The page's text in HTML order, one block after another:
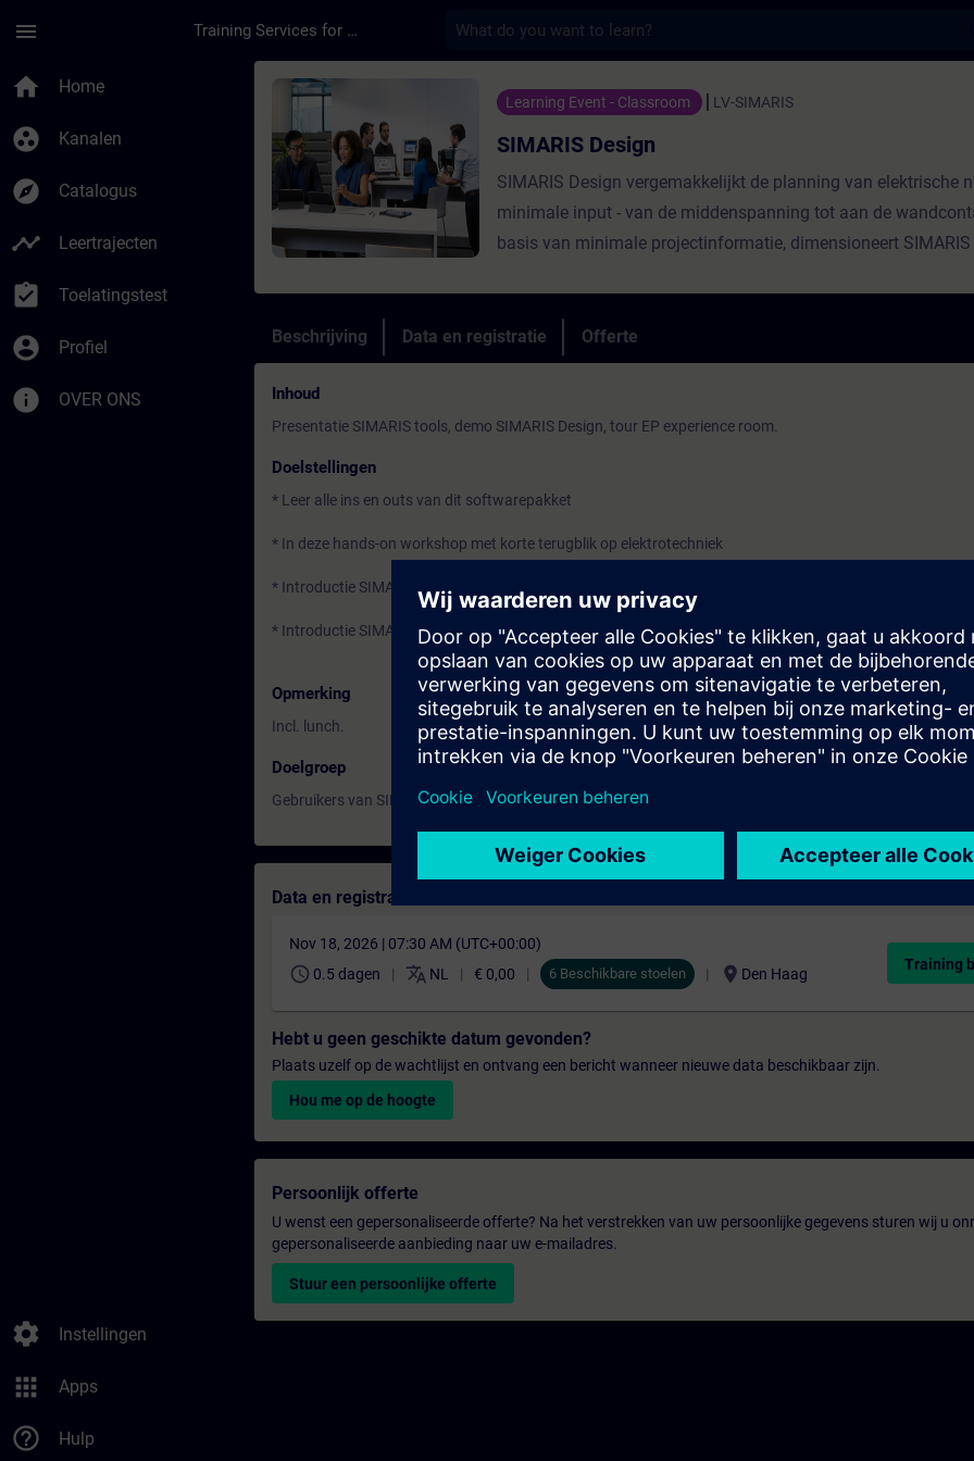
menu Training Services for Digital Industries
home Home
group_work Kanalen
explore Catalogus
timeline Leertrajecten
assignment_turned_in Toelatingstest
account_circle Profiel
info OVER ONS
settings Instellingen
apps Apps
help_outline Hulp
Cursus - SIMARIS Design - Training - Opleiding - Bijscholing |
Learning Event - Classroom LV-SIMARIS
SIMARIS Design
SIMARIS Design vergemakkelijkt de planning van elektrische
minimale input - van de middenspanning tot aan de
basis van minimale projectinformatie, dimensioneert SIMARIS
Maar haalt u al alles uit SIMARIS Design?
Beschrijving Data en registratie Offerte
Inhoud
Presentatie SIMARIS tools, demo SIMARIS Design, tour EP experience room.
Doelstellingen
* Leer alle ins en outs van dit softwarepakket
* In deze hands-on workshop met korte terugblik op elektrotechniek
* Introductie SIMARIS Design
* Introductie SIMARIS softwaretools
Opmerking
Incl. lunch.
Doelgroep
Gebruikers van SIMARIS Design (SIMARIS Suite).
Data en registratie
Nov 18, 2026 | 07:30 AM (UTC+00:00)
schedule 0.5 dagen translate NL € 0,00 6 Beschikbare stoelen location_on Den Haag
Training
Hebt u geen geschikte datum gevonden?
Plaats uzelf op de wachtlijst en ontvang een bericht wanneer nieuwe data beschikbaar zijn.
Hou me op de hoogte
Persoonlijk offerte
U wenst een gepersonaliseerde offerte? Na het verstrekken van uw persoonlijke gegevens sturen wij u
gepersonaliseerde aanbieding naar uw e-mailadres.
Stuur een persoonlijke offerte